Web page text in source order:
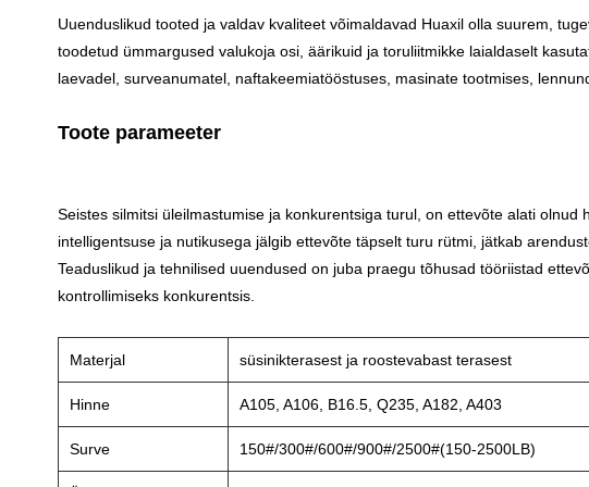
Uuenduslikud tooted ja valdav kvaliteet võimaldavad Huaxil olla suurem,
toodetud ümmargused valukoja osi, äärikuid ja toruliitmikke laialdaselt
laevadel, surveanumatel, naftakeemiatööstuses, masinate tootmises,
Toote parameeter
Seistes silmitsi üleilmastumise ja konkurentsiga turul, on ettevõte alati
intelligentsuse ja nutikusega jälgib ettevõte täpselt turu rütmi, jätkab
Teaduslikud ja tehnilised uuendused on juba praegu tõhusad tööriistad
kontrollimiseks konkurentsis.
Materjal süsinikterasest ja roostevabast terasest
Hinne A105, A106, B16.5, Q235, A182, A403
Surve 150#/300#/600#/900#/2500#(150-2500LB)